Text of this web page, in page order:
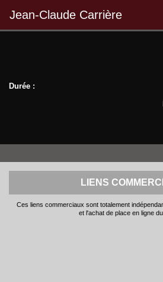
Jean-Claude Carrière
Durée :
LIENS
Ces liens commerciaux sont totalement
et l'achat de place en ligne